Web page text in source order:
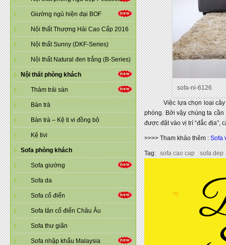
Giường ngủ hiện đại BOF
Nội thất Thượng Hải Cao Cấp 2016
Nội thất Sunny (DKF-Series)
Nội thất Natural đen trắng (B-Series)
Nội thất phòng khách
Thảm trải sàn
Bàn trà
Bàn trà – Kệ ti vi đồng bộ
Kệ tivi
Sofa phòng khách
Sofa giường
Sofa da
Sofa cổ điển
Sofa tân cổ điển Châu Âu
Sofa thư giãn
Sofa nhập khẩu Malaysia
sofa-ni-6126
Việc lựa chọn loại cây sử
phòng. Bởi vậy chúng ta
được đặt vào vị trí “đắc địa”,
>>>> Tham khảo thêm : Sofa
Tag: sofa cao cap sofa dep